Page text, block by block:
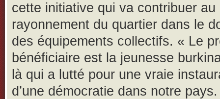
cette initiative qui va contribuer au
rayonnement du quartier dans le
des équipements collectifs. « Le
bénéficiaire est la jeunesse
là qui a lutté pour une vraie
d’une démocratie dans notre